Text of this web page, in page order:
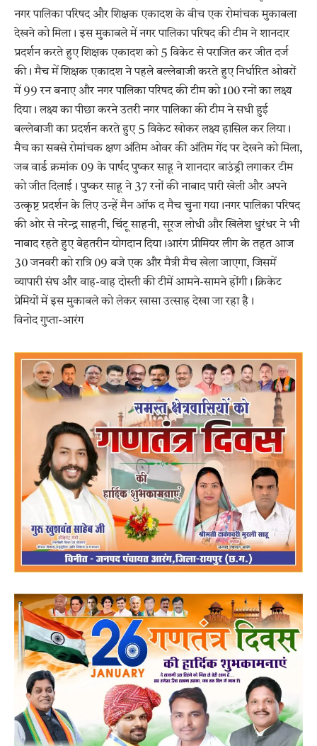
नगर पालिका परिषद और शिक्षक एकादश के बीच एक रोमांचक मुकाबला
देखने को मिला। इस मुकाबले में नगर पालिका परिषद की टीम ने शानदार
प्रदर्शन करते हुए शिक्षक एकादश को 5 विकेट से पराजित कर जीत दर्ज
की। मैच में शिक्षक एकादश ने पहले बल्लेबाजी करते हुए निर्धारित ओवरों
में 99 रन बनाए और नगर पालिका परिषद की टीम को 100 रनों का लक्ष्य
दिया। लक्ष्य का पीछा करने उतरी नगर पालिका की टीम ने सधी हुई
बल्लेबाजी का प्रदर्शन करते हुए 5 विकेट खोकर लक्ष्य हासिल कर लिया।
मैच का सबसे रोमांचक क्षण अंतिम ओवर की अंतिम गेंद पर देखने को मिला,
जब वार्ड क्रमांक 09 के पार्षद पुष्कर साहू ने शानदार बाउंड्री लगाकर टीम
को जीत दिलाई। पुष्कर साहू ने 37 रनों की नाबाद पारी खेली और अपने
उत्कृष्ट प्रदर्शन के लिए उन्हें मैन ऑफ द मैच चुना गया।नगर पालिका परिषद
की ओर से नरेन्द्र साहनी, चिंटू साहनी, सूरज लोधी और खिलेश धुरंधर ने भी
नाबाद रहते हुए बेहतरीन योगदान दिया।आरंग प्रीमियर लीग के तहत आज
30 जनवरी को रात्रि 09 बजे एक और मैत्री मैच खेला जाएगा, जिसमें
व्यापारी संघ और वाह-वाह दोस्ती की टीमें आमने-सामने होंगी। क्रिकेट
प्रेमियों में इस मुकाबले को लेकर खासा उत्साह देखा जा रहा है।
विनोद गुप्ता-आरंग